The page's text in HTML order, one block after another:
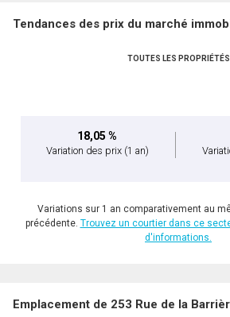
Tendances des prix du marché
TOUTES LES PROPRIÉTÉS
18,05 %
Variation des prix (1 an)
Variations sur 1 an comparativement au
précédente. Trouvez un courtier dans ce
d'informations.
Emplacement de 253 Rue de la